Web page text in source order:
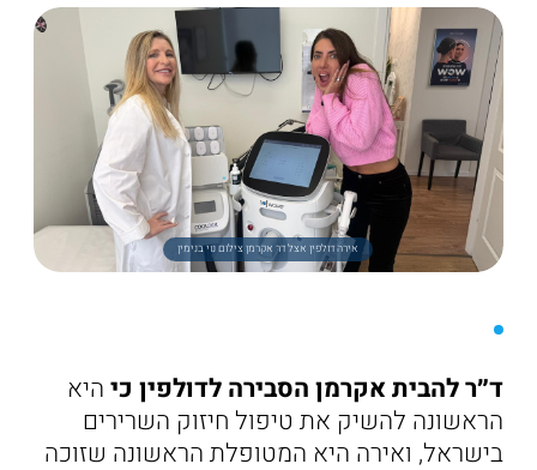
אירה דולפין אצל דר אקרמן צילום נוי בנימין
ד״ר להבית אקרמן הסבירה לדולפין כיהיא
הראשונה להשיק את טיפול חיזוק השרירים
בישראל, ואירה היא המטופלת הראשונה שזוכה